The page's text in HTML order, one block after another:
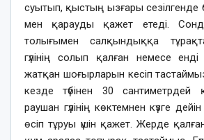
суытып, қыстың ызғары сезілгенде
мен қарауды қажет етеді.
толығымен салқындыққа
гүлінің солып қалған немесе
жатқан шоғырларын кесіп
кезде түбінен 30
раушан гүлінің көктемнен күзге
өсіп тұруы үшін қажет. Жерде қалған